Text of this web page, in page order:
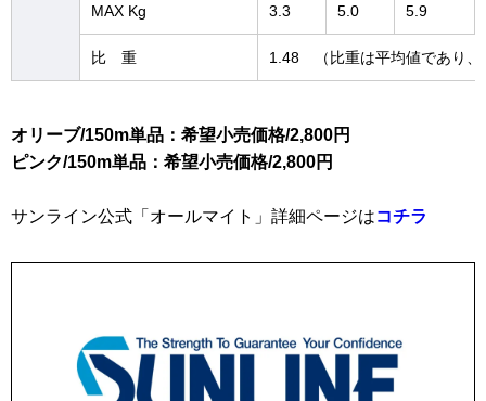
MAX Kg 3.3 5.0 5.9
比 重 1.48 （比重は平均値であり、
オリーブ/150m単品：希望小売価格/2,800円
ピンク/150m単品：希望小売価格/2,800円
サンライン公式「オールマイト」詳細ページはコチラ